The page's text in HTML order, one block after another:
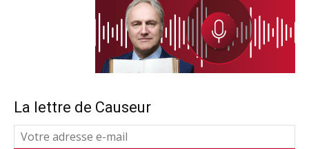
La lettre de Causeur